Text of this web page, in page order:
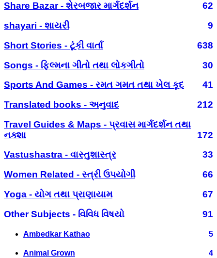
Share Bazar - શેરબજાર માર્ગદર્શન
62
shayari - શાયરી
9
Short Stories - ટૂંકી વાર્તા
638
Songs - ફિલ્મના ગીતો તથા લોકગીતો
30
Sports And Games - રમત ગમત તથા ખેલ કૂદ
41
Translated books - અનુવાદ
212
Travel Guides & Maps - પ્રવાસ માર્ગદર્શન તથા
નક્શા
172
Vastushastra - વાસ્તુશાસ્ત્ર
33
Women Related - સ્ત્રી ઉપયોગી
66
Yoga - યોગ તથા પ્રાણાયામ
67
Other Subjects - વિવિધ વિષયો
91
Ambedkar Kathao 5
Animal Grown 4